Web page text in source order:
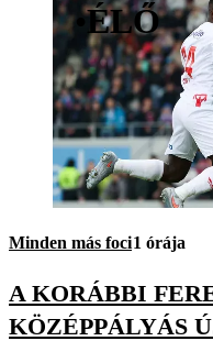
•ÉLŐ
Minden más foci1 órája
A KORÁBBI
KÖZÉPPÁLYÁS